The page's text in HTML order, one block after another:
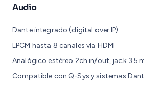
Audio
Dante integrado (digital over IP)
LPCM hasta 8 canales vía HDMI
Analógico estéreo 2ch in/out, jack 3.5
Compatible con Q-Sys y sistemas